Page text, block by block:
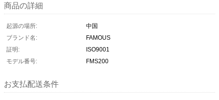
商品の詳細
起源の場所:
中国
ブランド名:
FAMOUS
証明:
ISO9001
モデル番号:
FMS200
お支払配送条件